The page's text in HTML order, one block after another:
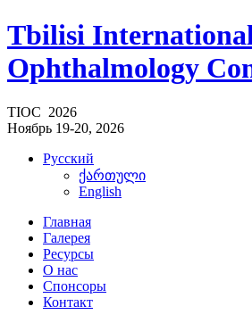
Tbilisi
Ophthalmology
TIOC 2026
Ноябрь 19-20, 2026
Русский
ქართული
English
Главная
Галерея
Ресурсы
О нас
Спонсоры
Контакт